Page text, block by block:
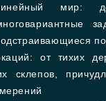
мир:
от тихих
склепов,